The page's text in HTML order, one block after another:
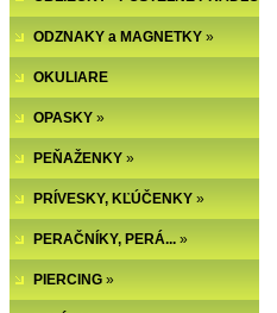
ODZNAKY a MAGNETKY »
OKULIARE
OPASKY »
PEŇAŽENKY »
PRÍVESKY, KĽÚČENKY »
PERAČNÍKY, PERÁ... »
PIERCING »